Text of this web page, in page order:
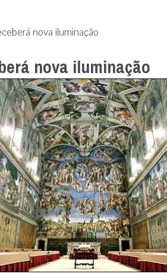
nova iluminação
nova iluminação